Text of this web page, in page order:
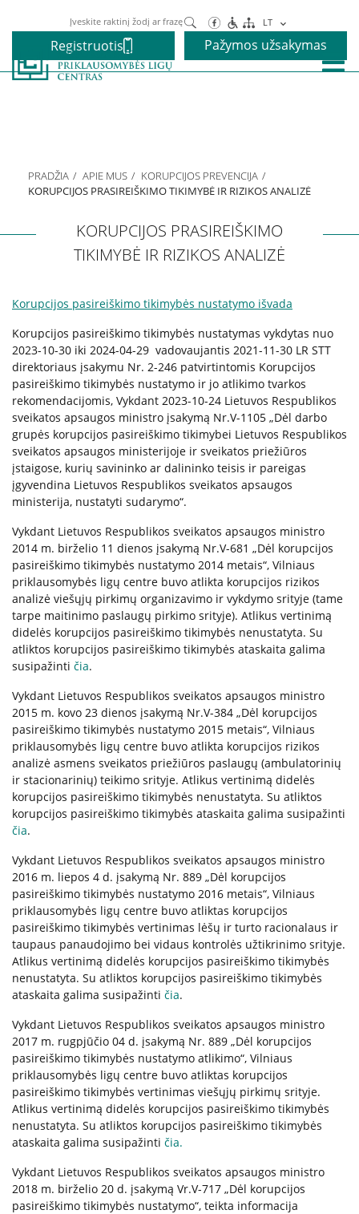
Paieška LT
Registruotis Pažymos užsakymas
Narkotikų priklausomybės gydymas
Nikotino priklausomybės gydymas
Vaikams ir paaugliams
Paslaugos artimiesiems
Mokamos paslaugos
Paslaugos apmokamos iš PSD fondo
Kitos paslaugos
Pažymų išdavimas
Anoniminės paslaugos
Nedarbingumo pažymėjimas
Apsvaigimo nustatymas ir biologinių terpių paėmimas
Remisijos patvirtinimas
Kita pagalba Lietuvoje
Valstybinės įstaigos
Priklausomybių konsultantai
Žemo slenksčio paslaugos
CRAFT specialistų konsultacijos
Informacija tėvams
Informacija psichikos sveikatos centrams
Naujienos
PRADŽIA APIE MUS
KORUPCIJOS PREVENCIJA
KORUPCIJOS PRASIREIŠKIMO TIKIMYBĖ IR RIZIKOS ANALIZĖ
KORUPCIJOS PRASIREIŠKIMO
TIKIMYBĖ IR RIZIKOS ANALIZĖ
Korupcijos pasireiškimo tikimybės nustatymo išvada
Korupcijos pasireiškimo tikimybės nustatymas vykdytas nuo
2023-10-30 iki 2024-04-29 vadovaujantis 2021-11-30 LR STT
direktoriaus įsakymu Nr. 2-246 patvirtintomis Korupcijos
pasireiškimo tikimybės nustatymo ir jo atlikimo tvarkos
rekomendacijomis, Vykdant 2023-10-24 Lietuvos Respublikos
sveikatos apsaugos ministro įsakymą Nr.V-1105 „Dėl darbo
grupės korupcijos pasireiškimo tikimybei Lietuvos Respublikos
sveikatos apsaugos ministerijoje ir sveikatos priežiūros
įstaigose, kurių savininko ar dalininko teisis ir pareigas
įgyvendina Lietuvos Respublikos sveikatos apsaugos
ministerija, nustatyti sudarymo“.
Vykdant Lietuvos Respublikos sveikatos apsaugos ministro
2014 m. birželio 11 dienos įsakymą Nr.V-681 „Dėl korupcijos
pasireiškimo tikimybės nustatymo 2014 metais“, Vilniaus
priklausomybės ligų centre buvo atlikta korupcijos rizikos
analizė viešųjų pirkimų organizavimo ir vykdymo srityje (tame
tarpe maitinimo paslaugų pirkimo srityje). Atlikus vertinimą
didelės korupcijos pasireiškimo tikimybės nenustatyta. Su
atliktos korupcijos pasireiškimo tikimybės ataskaita galima
susipažinti čia.
Vykdant Lietuvos Respublikos sveikatos apsaugos ministro
2015 m. kovo 23 dienos įsakymą Nr.V-384 „Dėl korupcijos
pasireiškimo tikimybės nustatymo 2015 metais“, Vilniaus
priklausomybės ligų centre buvo atlikta korupcijos rizikos
analizė asmens sveikatos priežiūros paslaugų (ambulatorinių
ir stacionarinių) teikimo srityje. Atlikus vertinimą didelės
korupcijos pasireiškimo tikimybės nenustatyta. Su atliktos
korupcijos pasireiškimo tikimybės ataskaita galima susipažinti
čia.
Vykdant Lietuvos Respublikos sveikatos apsaugos ministro
2016 m. liepos 4 d. įsakymą Nr. 889 „Dėl korupcijos
pasireiškimo tikimybės nustatymo 2016 metais“, Vilniaus
priklausomybės ligų centre buvo atliktas korupcijos
pasireiškimo tikimybės vertinimas lėšų ir turto racionalaus ir
taupaus panaudojimo bei vidaus kontrolės užtikrinimo srityje.
Atlikus vertinimą didelės korupcijos pasireiškimo tikimybės
nenustatyta. Su atliktos korupcijos pasireiškimo tikimybės
ataskaita galima susipažinti čia.
Vykdant Lietuvos Respublikos sveikatos apsaugos ministro
2017 m. rugpjūčio 04 d. įsakymą Nr. 889 „Dėl korupcijos
pasireiškimo tikimybės nustatymo atlikimo“, Vilniaus
priklausomybės ligų centre buvo atliktas korupcijos
pasireiškimo tikimybės vertinimas viešųjų pirkimų srityje.
Atlikus vertinimą didelės korupcijos pasireiškimo tikimybės
nenustatyta. Su atliktos korupcijos pasireiškimo tikimybės
ataskaita galima susipažinti čia.
Vykdant Lietuvos Respublikos sveikatos apsaugos ministro
2018 m. birželio 20 d. įsakymą Vr.V-717 „Dėl korupcijos
pasireiškimo tikimybės nustatymo“, teikta informacija